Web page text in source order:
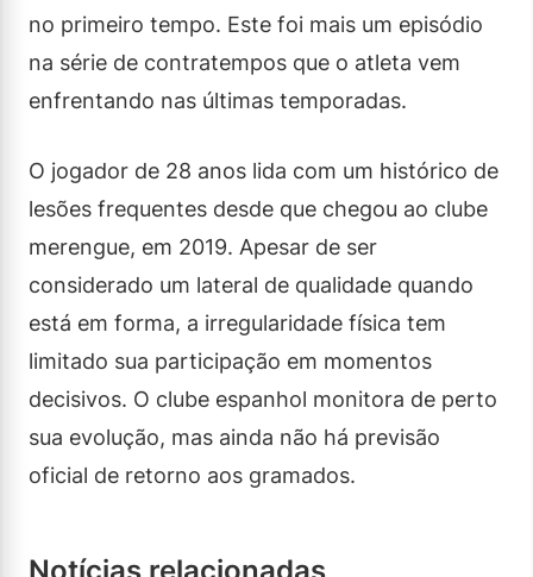
no primeiro tempo. Este foi mais um episódio
na série de contratempos que o atleta vem
enfrentando nas últimas temporadas.
O jogador de 28 anos lida com um histórico de
lesões frequentes desde que chegou ao clube
merengue, em 2019. Apesar de ser
considerado um lateral de qualidade quando
está em forma, a irregularidade física tem
limitado sua participação em momentos
decisivos. O clube espanhol monitora de perto
sua evolução, mas ainda não há previsão
oficial de retorno aos gramados.